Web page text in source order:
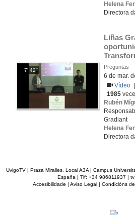
Helena
Directora
7' 42''
Liñas
Preguntas
6 de mar.
Vídeo
1985
Rubén
Gradiant
Helena
Directora
UvigoTV | Praza Miralles. Local A3A | Campus
España | Tlf: +34 986811937 |
Accesibilidade | Aviso Legal| Condicións